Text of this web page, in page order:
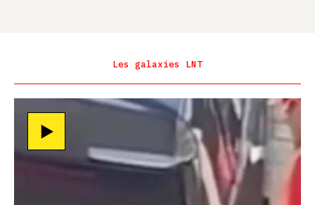
Les galaxies LNT